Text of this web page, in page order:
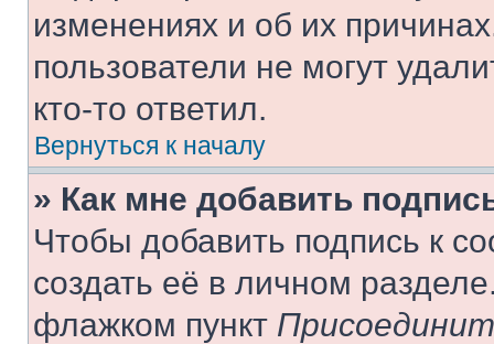
изменениях и об их
пользователи не могут
кто-то ответил.
Вернуться к началу
» Как мне добавить
Чтобы добавить подпись к
создать её в личном
флажком пункт